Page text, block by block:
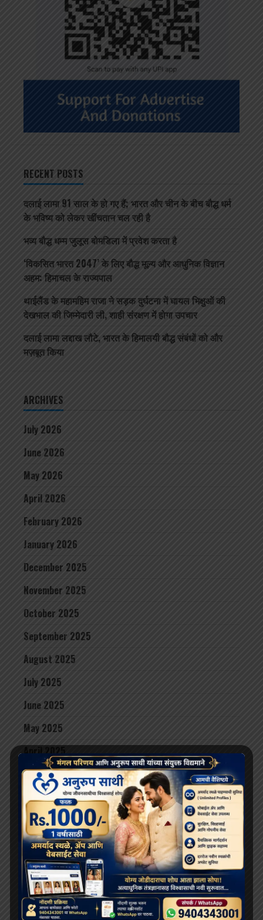
RECENT POSTS
दलाई लामा 91 साल के हो गए हैं; भारत और चीन के बीच बौद्ध धर्म
के भविष्य को लेकर खींचतान चल रही है
भव्य बौद्ध धम्म जुलूस बोमडिला में प्रवेश करता है
‘विकसित भारत 2047’ के लिए बौद्ध मूल्य और आधुनिक विज्ञान
अहम: हिमाचल के राज्यपाल
थाईलैंड के महामहिम राजा ने सड़क दुर्घटना में घायल भिक्षुओं की
देखभाल की जिम्मेदारी ली, शाही संरक्षण में होगा उपचार
दलाई लामा लद्दाख लौटे, भारत के हिमालयी बौद्ध संबंधों को और
मज़बूत किया
ARCHIVES
July 2026
June 2026
May 2026
April 2026
February 2026
January 2026
December 2025
November 2025
October 2025
September 2025
August 2025
July 2025
June 2025
May 2025
April 2025
March 2025
February 2025
January 2025
December 2024
November 2024
October 2024
August 2024